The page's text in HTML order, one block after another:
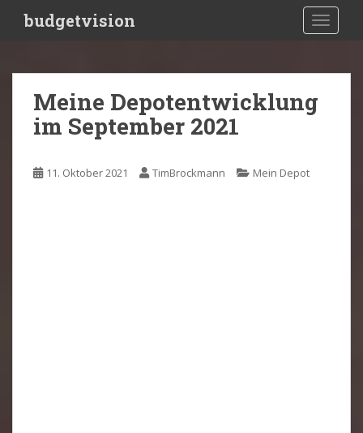
budgetvision
Meine Depotentwicklung
im September 2021
11. Oktober 2021 TimBrockmann Mein Depot